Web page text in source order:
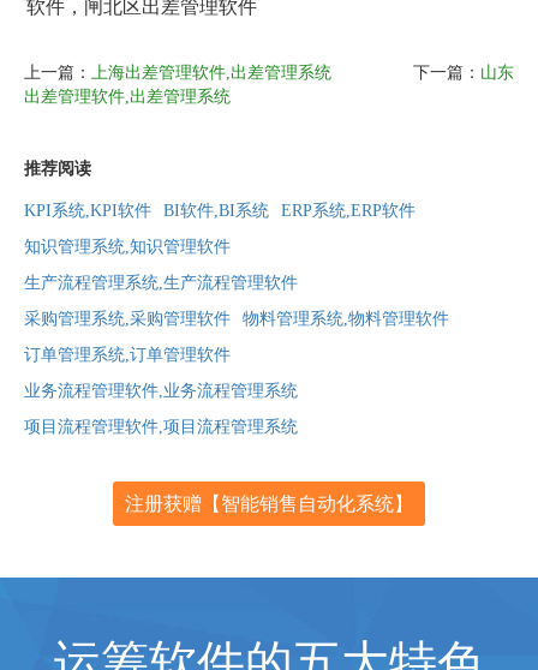
软件，闸北区出差管理软件
上一篇： 上海出差管理软件,出差管理系统 下一篇： 山东
出差管理软件,出差管理系统
推荐阅读
KPI系统,KPI软件 BI软件,BI系统
ERP系统,ERP软件
知识管理系统,知识管理软件
生产流程管理系统,生产流程管理软件
采购管理系统,采购管理软件
物料管理系统,物料管理软件
订单管理系统,订单管理软件
业务流程管理软件,业务流程管理系统
项目流程管理软件,项目流程管理系统
注册获赠【智能销售自动化系统】